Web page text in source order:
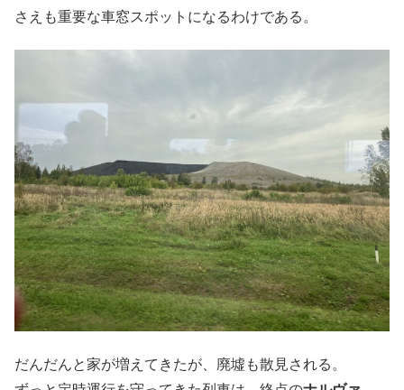
さえも重要な車窓スポットになるわけである。
だんだんと家が増えてきたが、廃墟も散見される。